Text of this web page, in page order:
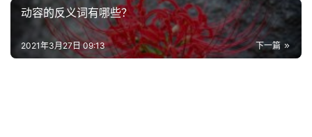
其
词
语
动容的反义词有哪些？
下一篇
2021年3月27日 09:13